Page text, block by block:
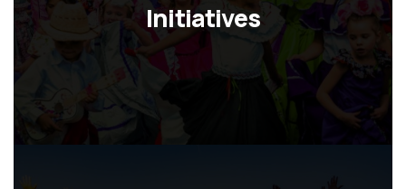
Initiatives